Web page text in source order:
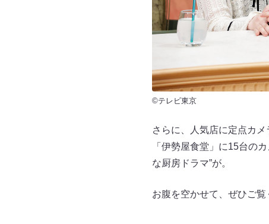
©テレビ東京
さらに、人気店に定点カ
「伊勢屋食堂」に15台の
な厨房ドラマ”が。
お腹を空かせて、ぜひご覧